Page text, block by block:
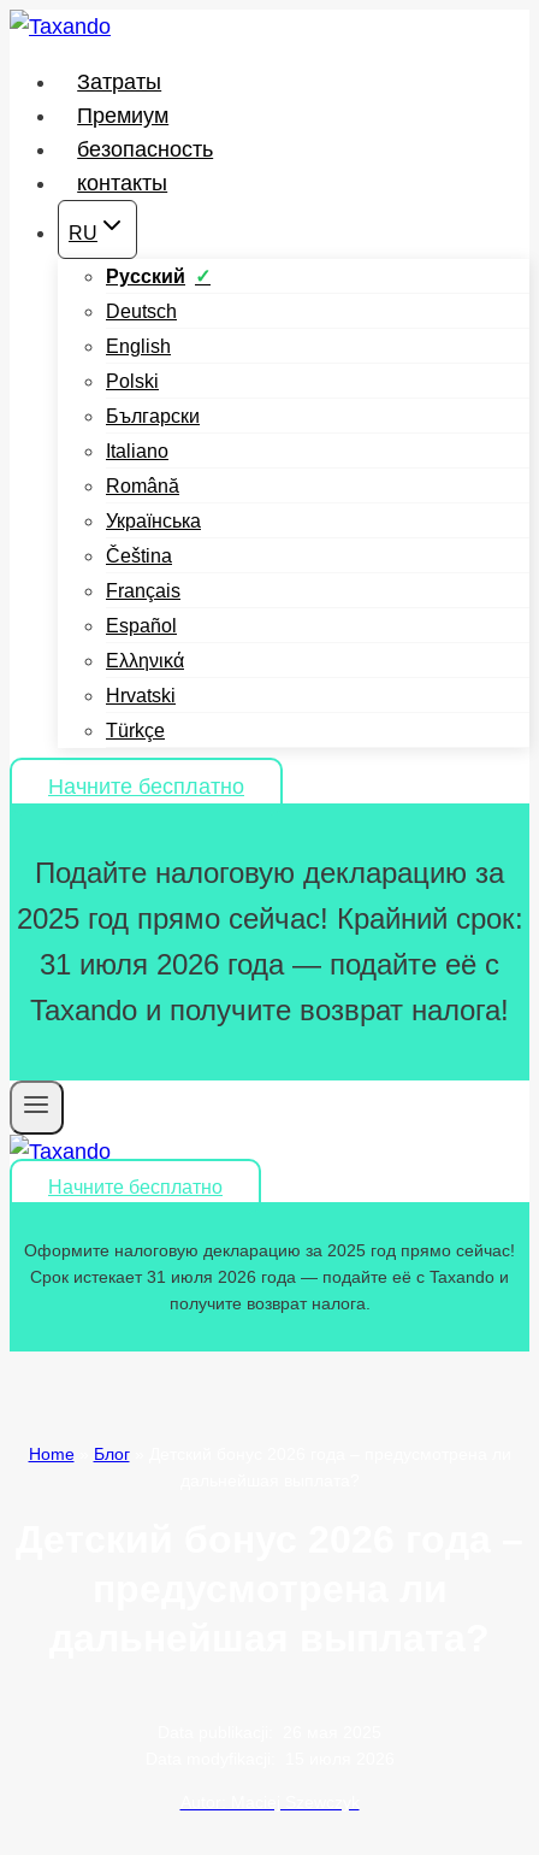
Перейти
содержимому
Затраты
Премиум
безопасность
контакты
RU
Русский
Deutsch
English
Polski
Български
Italiano
Română
Українська
Čeština
Français
Español
Ελληνικά
Hrvatski
Türkçe
Начните бесплатно
Подайте налоговую декларацию за
2025 год прямо сейчас! Крайний срок:
31 июля 2026 года — подайте её с
Taxando и получите возврат налога!
Начните бесплатно
Оформите налоговую декларацию за 2025 год прямо сейчас!
Срок истекает 31 июля 2026 года — подайте её с Taxando и
получите возврат налога.
Home» Блог»